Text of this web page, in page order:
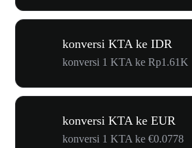
konversi KTA ke IDR
konversi 1 KTA ke Rp1.61K
konversi KTA ke EUR
konversi 1 KTA ke €0.0778